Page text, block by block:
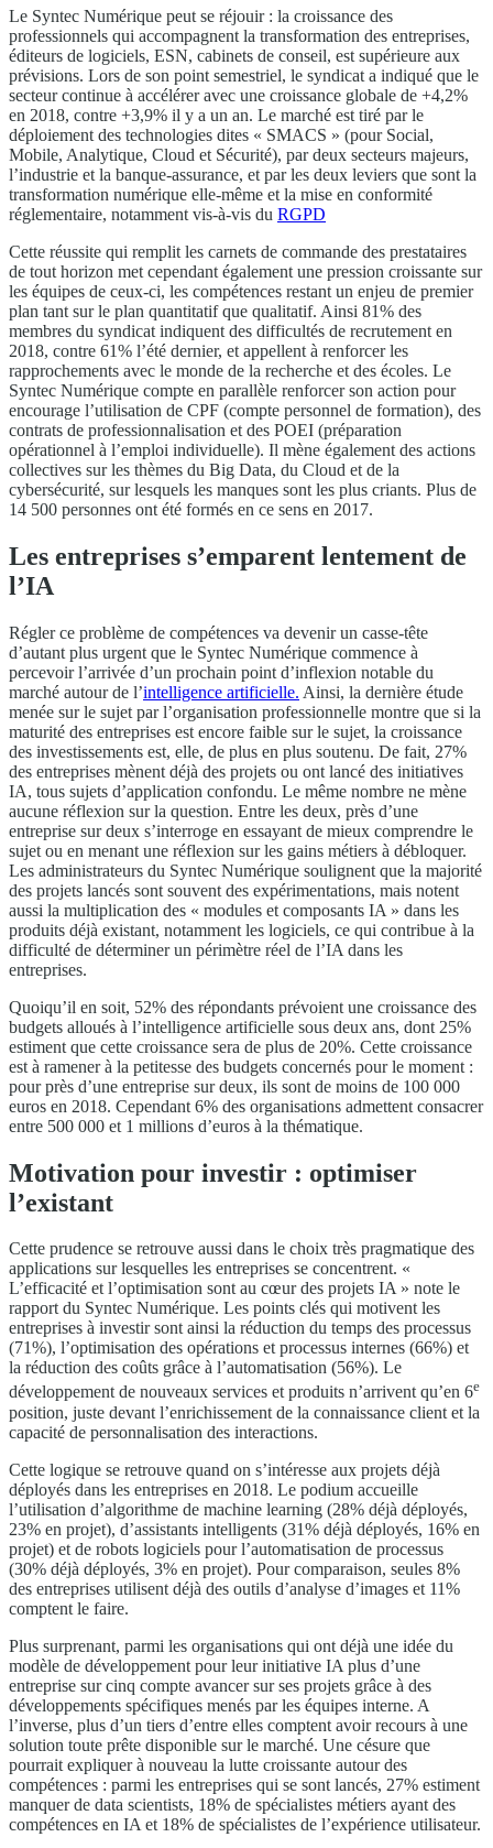
Le Syntec Numérique peut se réjouir : la croissance des
professionnels qui accompagnent la transformation des entreprises,
éditeurs de logiciels, ESN, cabinets de conseil, est supérieure aux
prévisions. Lors de son point semestriel, le syndicat a indiqué que le
secteur continue à accélérer avec une croissance globale de +4,2%
en 2018, contre +3,9% il y a un an. Le marché est tiré par le
déploiement des technologies dites « SMACS » (pour Social,
Mobile, Analytique, Cloud et Sécurité), par deux secteurs majeurs,
l’industrie et la banque-assurance, et par les deux leviers que sont la
transformation numérique elle-même et la mise en conformité
réglementaire, notamment vis-à-vis du RGPD
Cette réussite qui remplit les carnets de commande des prestataires
de tout horizon met cependant également une pression croissante sur
les équipes de ceux-ci, les compétences restant un enjeu de premier
plan tant sur le plan quantitatif que qualitatif. Ainsi 81% des
membres du syndicat indiquent des difficultés de recrutement en
2018, contre 61% l’été dernier, et appellent à renforcer les
rapprochements avec le monde de la recherche et des écoles. Le
Syntec Numérique compte en parallèle renforcer son action pour
encourage l’utilisation de CPF (compte personnel de formation), des
contrats de professionnalisation et des POEI (préparation
opérationnel à l’emploi individuelle). Il mène également des actions
collectives sur les thèmes du Big Data, du Cloud et de la
cybersécurité, sur lesquels les manques sont les plus criants. Plus de
14 500 personnes ont été formés en ce sens en 2017.
Les entreprises s’emparent lentement de
l’IA
Régler ce problème de compétences va devenir un casse-tête
d’autant plus urgent que le Syntec Numérique commence à
percevoir l’arrivée d’un prochain point d’inflexion notable du
marché autour de l’intelligence artificielle. Ainsi, la dernière étude
menée sur le sujet par l’organisation professionnelle montre que si la
maturité des entreprises est encore faible sur le sujet, la croissance
des investissements est, elle, de plus en plus soutenu. De fait, 27%
des entreprises mènent déjà des projets ou ont lancé des initiatives
IA, tous sujets d’application confondu. Le même nombre ne mène
aucune réflexion sur la question. Entre les deux, près d’une
entreprise sur deux s’interroge en essayant de mieux comprendre le
sujet ou en menant une réflexion sur les gains métiers à débloquer.
Les administrateurs du Syntec Numérique soulignent que la majorité
des projets lancés sont souvent des expérimentations, mais notent
aussi la multiplication des « modules et composants IA » dans les
produits déjà existant, notamment les logiciels, ce qui contribue à la
difficulté de déterminer un périmètre réel de l’IA dans les
entreprises.
Quoiqu’il en soit, 52% des répondants prévoient une croissance des
budgets alloués à l’intelligence artificielle sous deux ans, dont 25%
estiment que cette croissance sera de plus de 20%. Cette croissance
est à ramener à la petitesse des budgets concernés pour le moment :
pour près d’une entreprise sur deux, ils sont de moins de 100 000
euros en 2018. Cependant 6% des organisations admettent consacrer
entre 500 000 et 1 millions d’euros à la thématique.
Motivation pour investir : optimiser
l’existant
Cette prudence se retrouve aussi dans le choix très pragmatique des
applications sur lesquelles les entreprises se concentrent. «
L’efficacité et l’optimisation sont au cœur des projets IA » note le
rapport du Syntec Numérique. Les points clés qui motivent les
entreprises à investir sont ainsi la réduction du temps des processus
(71%), l’optimisation des opérations et processus internes (66%) et
la réduction des coûts grâce à l’automatisation (56%). Le
développement de nouveaux services et produits n’arrivent qu’en 6e
position, juste devant l’enrichissement de la connaissance client et la
capacité de personnalisation des interactions.
Cette logique se retrouve quand on s’intéresse aux projets déjà
déployés dans les entreprises en 2018. Le podium accueille
l’utilisation d’algorithme de machine learning (28% déjà déployés,
23% en projet), d’assistants intelligents (31% déjà déployés, 16% en
projet) et de robots logiciels pour l’automatisation de processus
(30% déjà déployés, 3% en projet). Pour comparaison, seules 8%
des entreprises utilisent déjà des outils d’analyse d’images et 11%
comptent le faire.
Plus surprenant, parmi les organisations qui ont déjà une idée du
modèle de développement pour leur initiative IA plus d’une
entreprise sur cinq compte avancer sur ses projets grâce à des
développements spécifiques menés par les équipes interne. A
l’inverse, plus d’un tiers d’entre elles comptent avoir recours à une
solution toute prête disponible sur le marché. Une césure que
pourrait expliquer à nouveau la lutte croissante autour des
compétences : parmi les entreprises qui se sont lancés, 27% estiment
manquer de data scientists, 18% de spécialistes métiers ayant des
compétences en IA et 18% de spécialistes de l’expérience utilisateur.